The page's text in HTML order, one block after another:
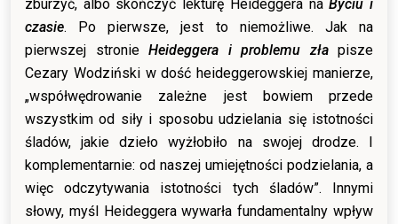
zburzyć, albo skończyć lekturę Heideggera naByciu i
czasie. Po pierwsze, jest to niemożliwe. Jak na
pierwszej stronie Heideggera i problemu złapisze
Cezary Wodziński w dość heideggerowskiej manierze,
„współwędrowanie zależne jest bowiem przede
wszystkim od siły i sposobu udzielania się istotności
śladów, jakie dzieło wyżłobiło na swojej drodze. I
komplementarnie: od naszej umiejętności podzielania, a
więc odczytywania istotności tych śladów”. Innymi
słowy, myśl Heideggera wywarła fundamentalny wpływ